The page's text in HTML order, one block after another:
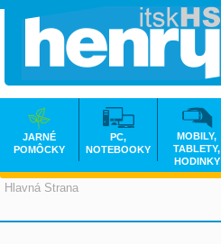
Hlavná Strana
JARNÉ
POMÔCKY
PC,
NOTEBOOKY
MOBILY,
TABLETY,
HODINKY